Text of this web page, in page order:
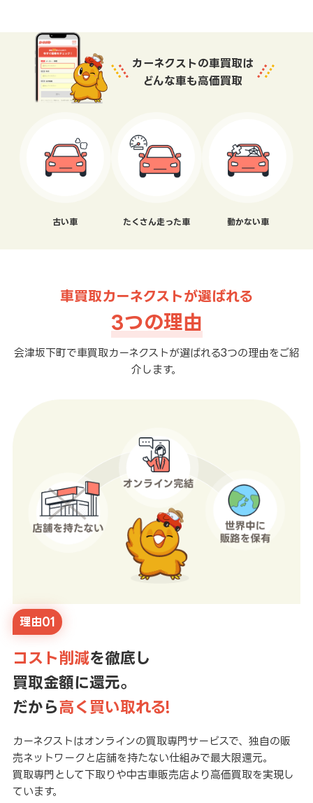
カーネクストの車買取は
どんな車も高価買取
古い車 たくさん走った車 動かない車
車買取カーネクストが選ばれる
3つの理由
会津坂下町で車買取カーネクストが選ばれる3つの理由をご紹
介します。
理由01
コスト削減を徹底し
買取金額に還元。
だから高く買い取れる!
カーネクストはオンラインの買取専門サービスで、独自の販
売ネットワークと店舗を持たない仕組みで最大限還元。
買取専門として下取りや中古車販売店より高価買取を実現し
ています。